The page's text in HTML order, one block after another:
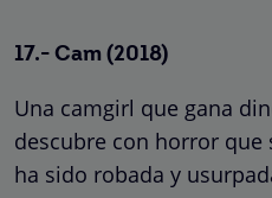
17.- Cam (2018)
Una camgirl que gana
descubre con horror
ha sido robada y